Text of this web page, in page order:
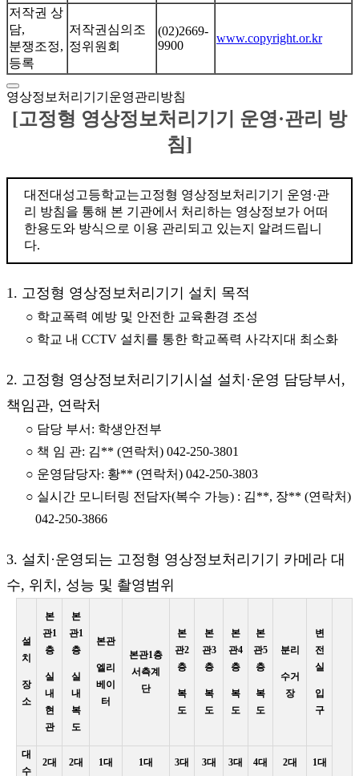
저작권 상
담,
분쟁조정,
등록
저작권심의조
정위원회
(02)2669-
9900
www.copyright.or.kr
영상정보처리기기운영관리방침
[고정형 영상정보처리기기 운영·관리 방
침]
대전대성고등학교는고정형 영상정보처리기기 운영·관
리 방침을 통해 본 기관에서 처리하는 영상정보가 어떠
한용도와 방식으로 이용 관리되고 있는지 알려드립니
다.
1. 고정형 영상정보처리기기 설치 목적
○ 학교폭력 예방 및 안전한 교육환경 조성
○ 학교 내 CCTV 설치를 통한 학교폭력 사각지대 최소화
2. 고정형 영상정보처리기기시설 설치·운영 담당부서,
책임관, 연락처
○ 담당 부서: 학생안전부
○ 책 임 관: 김** (연락처) 042-250-3801
○ 운영담당자: 황** (연락처) 042-250-3803
○ 실시간 모니터링 전담자(복수 가능) : 김**, 장** (연락처)
042-250-3866
3. 설치·운영되는 고정형 영상정보처리기기 카메라 대
수, 위치, 성능 및 촬영범위
설
치
장
소
본
관1
층
실
내
현
관
본
관1
층
실
내
복
도
본관
엘리
베이
터
본관1층
서측계
단
본
관2
층
복
도
본
관3
층
복
도
본
관4
층
복
도
본
관5
층
복
도
분리
수거
장
변
전
실
입
구
대
수
2대 2대 1대 1대 3대 3대 3대 4대 2대 1대